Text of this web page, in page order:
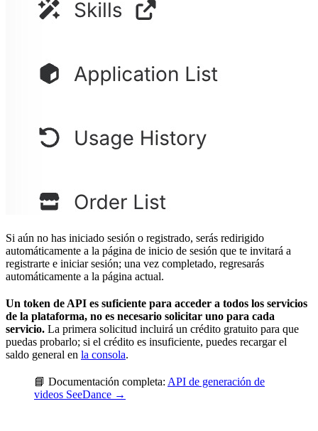
Si aún no has iniciado sesión o registrado, serás redirigido
automáticamente a la página de inicio de sesión que te invitará a
registrarte e iniciar sesión; una vez completado, regresarás
automáticamente a la página actual.
Un token de API es suficiente para acceder a todos los servicios
de la plataforma, no es necesario solicitar uno para cada
servicio. La primera solicitud incluirá un crédito gratuito para que
puedas probarlo; si el crédito es insuficiente, puedes recargar el
saldo general en la consola.
📘 Documentación completa: API de generación de
videos SeeDance →